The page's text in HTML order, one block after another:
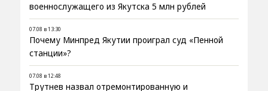
военнослужащего из Якутска 5 млн рублей
07.08 в 13:30
Почему Минпред Якутии проиграл суд «Пенной
станции»?
07.08 в 12:48
Трутнев назвал отремонтированную и